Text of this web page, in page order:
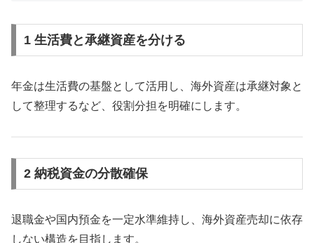
1 生活費と承継資産を分ける
年金は生活費の基盤として活用し、海外資産は承継対象と
して整理するなど、役割分担を明確にします。
2 納税資金の分散確保
退職金や国内預金を一定水準維持し、海外資産売却に依存
しない構造を目指します。